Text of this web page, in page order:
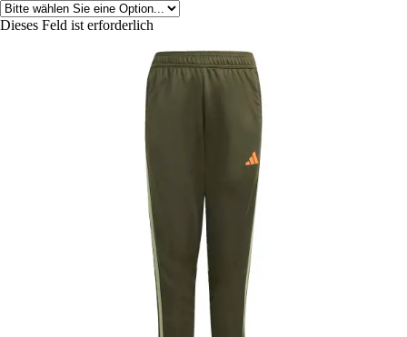
Dieses Feld ist erforderlich